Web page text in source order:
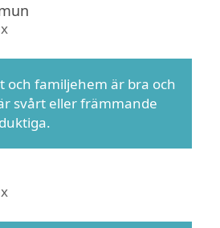
och familjehem är bra och
svårt eller främmande